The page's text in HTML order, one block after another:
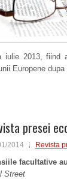
iulie 2013, fiind
Europene
presei
2014 Revista
facultative
Street